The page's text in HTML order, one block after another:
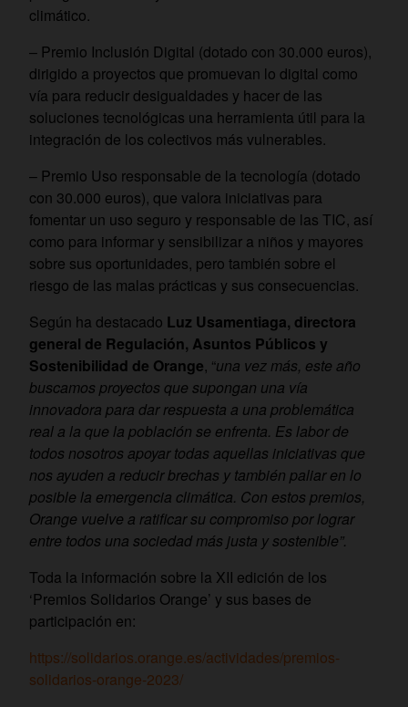
climático.
– Premio Inclusión Digital (dotado con 30.000 euros),
dirigido a proyectos que promuevan lo digital como
vía para reducir desigualdades y hacer de las
soluciones tecnológicas una herramienta útil para la
integración de los colectivos más vulnerables.
– Premio Uso responsable de la tecnología (dotado
con 30.000 euros), que valora iniciativas para
fomentar un uso seguro y responsable de las TIC, así
como para informar y sensibilizar a niños y mayores
sobre sus oportunidades, pero también sobre el
riesgo de las malas prácticas y sus consecuencias.
Según ha destacado Luz Usamentiaga, directora
general de Regulación, Asuntos Públicos y
Sostenibilidad de Orange, “una vez más, este año
buscamos proyectos que supongan una vía
innovadora para dar respuesta a una problemática
real a la que la población se enfrenta. Es labor de
todos nosotros apoyar todas aquellas iniciativas que
nos ayuden a reducir brechas y también paliar en lo
posible la emergencia climática. Con estos premios,
Orange vuelve a ratificar su compromiso por lograr
entre todos una sociedad más justa y sostenible”.
Toda la información sobre la XII edición de los
‘Premios Solidarios Orange’ y sus bases de
participación en:
https://solidarios.orange.es/actividades/premios-
solidarios-orange-2023/